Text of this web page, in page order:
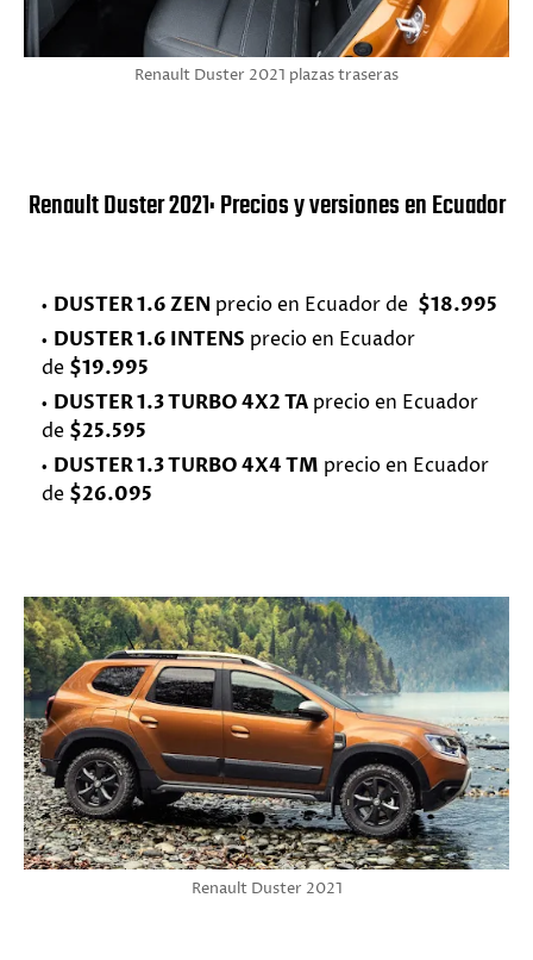
Renault Duster 2021 plazas traseras
Renault Duster 2021: Precios y versiones en Ecuador
DUSTER 1.6 ZEN precio en Ecuador de $18.995
DUSTER 1.6 INTENS precio en Ecuador
de $19.995
DUSTER 1.3 TURBO 4X2 TA precio en Ecuador
de $25.595
DUSTER 1.3 TURBO 4X4 TM precio en Ecuador
de $26.095
Renault Duster 2021